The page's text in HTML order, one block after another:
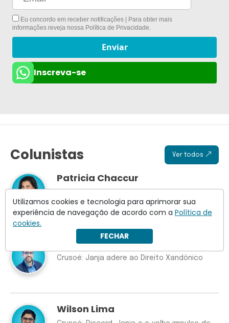
Utilizamos cookies e tecnologia para aprimorar sua
experiência de navegação de acordo com a Política de
cookies.
FECHAR
Eu concordo em receber notificações | Para obter mais
informações reveja nossa Política de Privacidade
Enviar
Inscreva-se
Colunistas Ver todos
Patricia Chaccur
Duda Teixeira
Crusoé: Janja adere ao Direito Xandônico
Wilson Lima